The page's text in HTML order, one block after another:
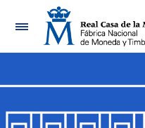
Navegación